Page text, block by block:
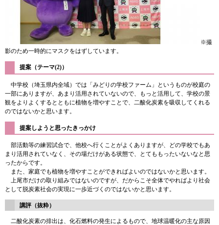
※撮
影のため一時的にマスクをはずしています。
提案（テーマ(2)）
中学校（埼玉県内全域）では「みどりの学校ファーム」というものが校庭の
一部にありますが、あまり活用されていないので、もっと活用して、学校の景
観をよりよくするとともに植物を増やすことで、二酸化炭素を吸収してくれる
のではないかと思います。
提案しようと思ったきっかけ
部活動等の練習試合で、他校へ行くことがよくありますが、どの学校でもあ
まり活用されていなく、その場だけがある状態で、とてももったいないなと思
ったからです。
また、家庭でも植物を増やすことができればよいのではないかと思います。
上尾市だけの取り組みではないのですが、だからこそ全体でやればより社会
として脱炭素社会の実現に一歩近づくのではないかと思います。
講評（抜粋）
二酸化炭素の排出は、化石燃料の発生によるもので、地球温暖化の主な原因